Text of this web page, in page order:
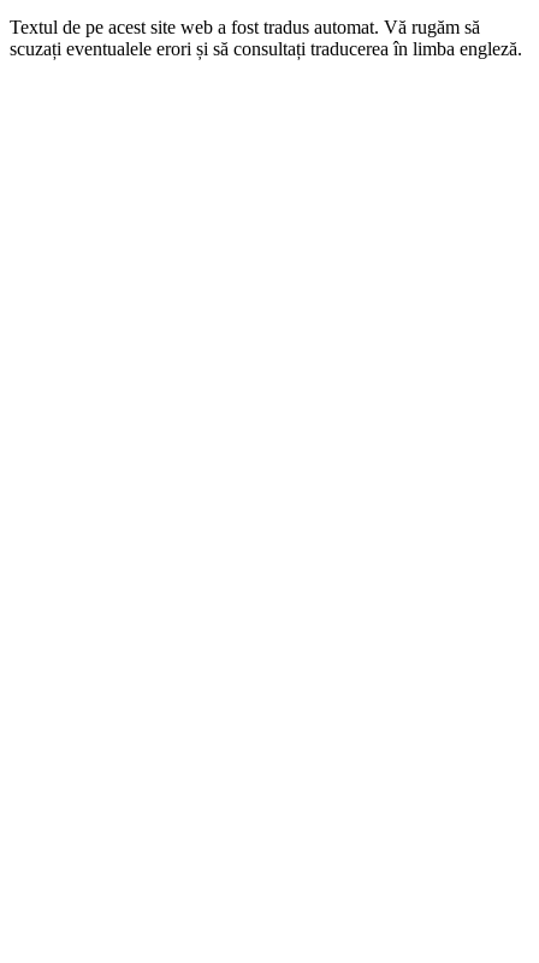
Textul de pe acest site web a fost tradus automat. Vă rugăm să
scuzați eventualele erori și să consultați traducerea în limba engleză.